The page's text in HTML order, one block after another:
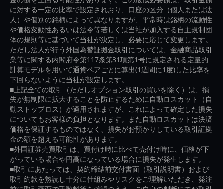
に対する一定の比率で設定されおり、口座の区分（個人または法
人）や個別の銘柄によって異なりますが、平常時は銘柄の流動性
や価格変動性あるいは法令等若しくは当社が加入する自主規制団
体の規則等に基づいて当社が決定し、必要に応じて変更します。
ただし法人が行う外国為替証拠金取引については、金融商品取引
業等に関する内閣府令第117条第31項第1号に規定される定量的
計算モデルを用いて通貨ペアごとに算出(1週間に1度)した比率を
下回らないように当社が設定します。
■上記全ての取引（ただしオプション取引の買いを除く）は、損
失が無制限に拡大することを防止するために自動ロスカット（自
動ストップロス）が適用されますが、これによって確定した損失
についてもお客様の負担となります。また自動ロスカットは決済
価格を保証するものではなく、損失がお預かりしている取引証拠
金の額を超える可能性があります。
■外国証券売買取引は、買付け時に比べて売付け時に、価格が下
がっている場合や円高になっている場合に損失が発生します。
■取引にあたっては、契約締結前交付書面（取引説明書）および
取引約款を熟読し十分に仕組みやリスクをご理解いただき、発注